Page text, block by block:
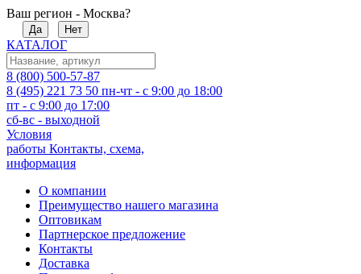
Ваш регион - Москва?
Да Нет
КАТАЛОГ
8 (800) 500-57-87
8 (495) 221 73 50 пн-чт - с 9:00 до 18:00
пт - с 9:00 до 17:00
сб-вс - выходной
Условия
работы Контакты, схема,
информация
О компании
Преимущество нашего магазина
Оптовикам
Партнерское предложение
Контакты
Доставка